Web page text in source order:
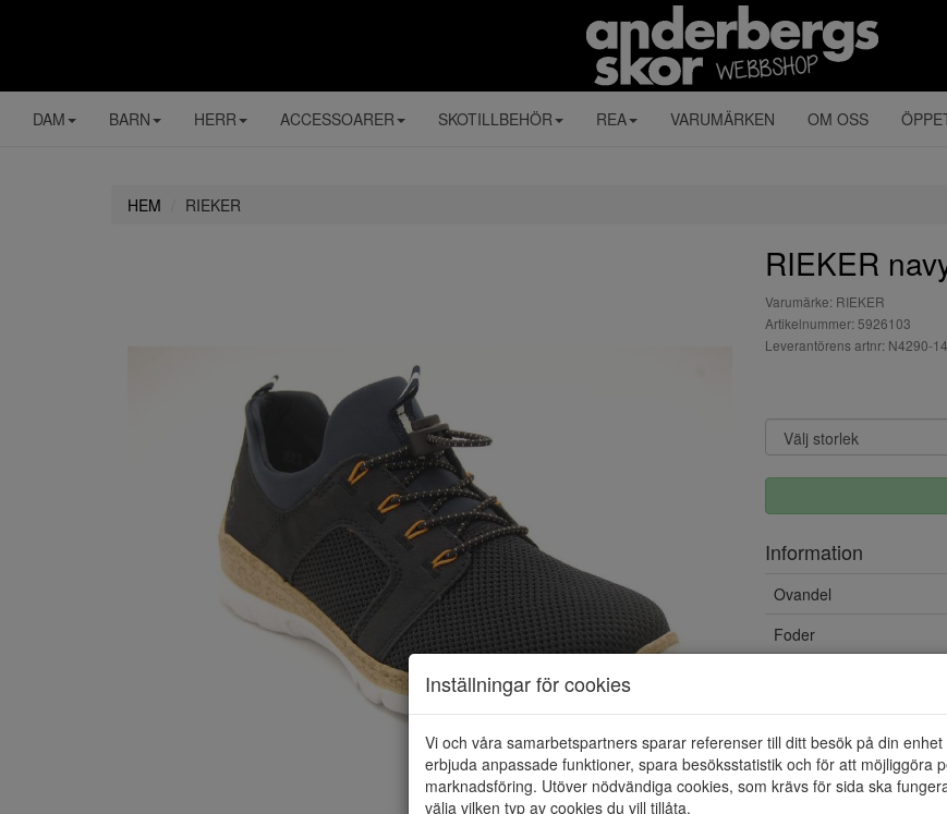
DAM BARN HERR ACCESSOARER SKOTILLBEHÖR REA VARUMÄRKEN OM OSS
HEM RIEKER
RIEKER
Varumärke: RIEKER
Artikelnummer: 5926103
Leverantörens artnr: N4290-14
Information
Ovandel
Foder
Inställningar för cookies
Vi och våra samarbetspartners sparar referenser till ditt besök på din
erbjuda anpassade funktioner, spara besöksstatistik och för att möjliggöra
marknadsföring. Utöver nödvändiga cookies, som krävs för sida ska
välja vilken typ av cookies du vill tillåta.